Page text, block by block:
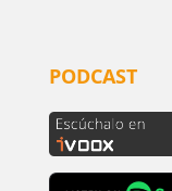
PODCAST